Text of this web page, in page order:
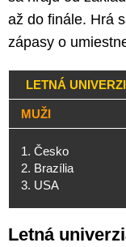
až do finále. Hrá
zápasy o
LETNÁ
MUŽI
1. Česko
2. Brazília
3. USA
Letná